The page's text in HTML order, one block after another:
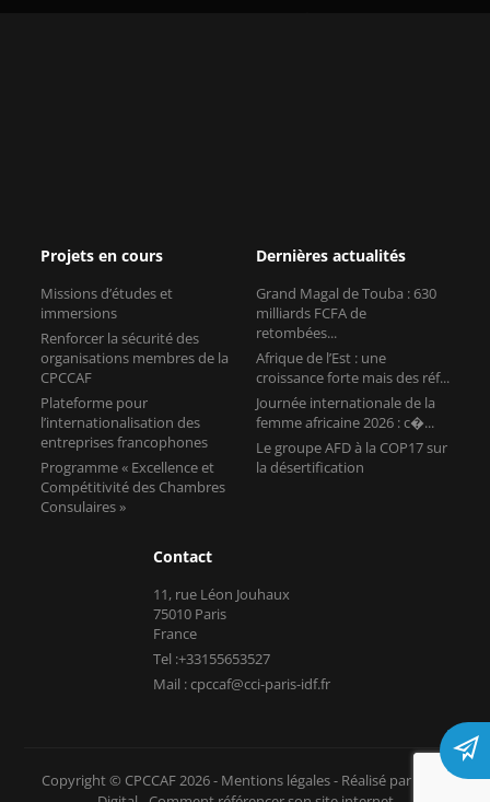
Projets en cours
Missions d’études et
immersions
Renforcer la sécurité des
organisations membres de la
CPCCAF
Plateforme pour
l’internationalisation des
entreprises francophones
Programme « Excellence et
Compétitivité des Chambres
Consulaires »
Dernières actualités
Grand Magal de Touba : 630
milliards FCFA de
retombées...
Afrique de l’Est : une
croissance forte mais des réf...
Journée internationale de la
femme africaine 2026 : c�...
Le groupe AFD à la COP17 sur
la désertification
Contact
11, rue Léon Jouhaux
75010 Paris
France
Tel :+33155653527
Mail : cpccaf@cci-paris-idf.fr
Copyright © CPCCAF 2026 - Mentions légales- Réalisé par Tokiz